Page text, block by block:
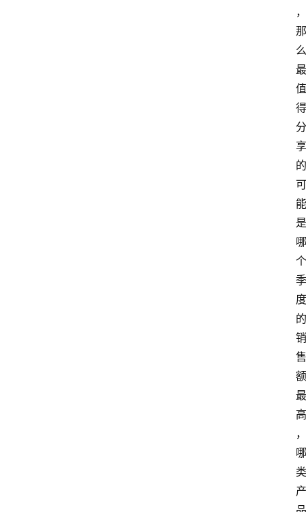
，
那
么
最
值
得
分
享
的
可
能
是
哪
个
季
度
的
销
售
额
最
高
，
哪
类
产